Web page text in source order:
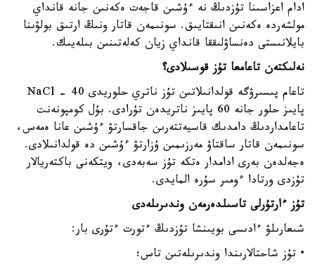
ادام اعزاسىنا تۇزدىڭ نە ءۇشىن قاجەت ەكەنىن جانە قانداي
مولشەردە ەكەنىن انىقتايىق. سونىمەن قاتار ونىڭ ارتىق بولۋىنا
بايلانىستى دەنساۋلىققا قانداي زيان كەلەتىنىن بىلەيىك.
نەلىكتەن تاعامعا تۇز قوسىلادى؟
تاعام پىسىرۋگە قولدانىلاتىن تۇز ناتري حلوريدى NaCl - 40
پايىز حلور جانە 60 پايىز ناتريدەن تۇرادى. بۇل كومپونەنت
تاعامداردىڭ دامدىك قاسيەتتەرىن جاقسارتۋ ءۇشىن عانا ەمەس،
سونىمەن قاتار ساقتاۋ مەرزىمىن ۇزارتۋ ءۇشىن دە قولدانىلادى.
ەجەلدەن بەرى ادامدار ەتكە تۇز سەبەدى، ويتكەنى باكتەريالار
تۇزدى ورتادا ءومىر سۇرە المايدى.
تۇز ءارتۇرلى تاسىلدەرمەن وندىرىلەدى
شىعارىلۋ ءادىسى بويىنشا تۇزدىڭ ءتورت ءتۇرى بار:
• تۇز شاحتالارىندا وندىرىلەتىن تاس؛